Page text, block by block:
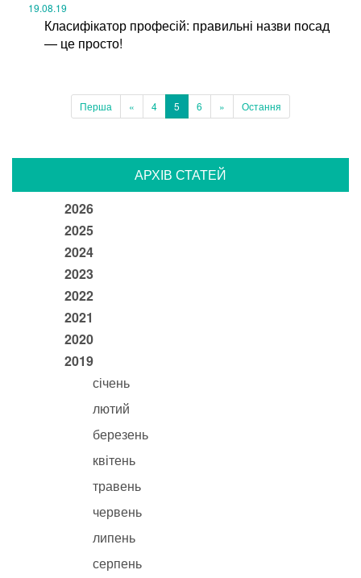
19.08.19
Класифікатор професій: правильні назви посад
— це просто!
Перша « 4 5 6 » Остання
АРХІВ СТАТЕЙ
2026
2025
2024
2023
2022
2021
2020
2019
січень
лютий
березень
квітень
травень
червень
липень
серпень